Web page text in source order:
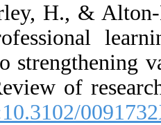
62. Timperley,
teacher
approach to
learners.
369. [